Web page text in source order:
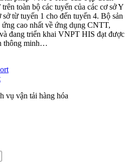
toàn bộ các tuyến của các cơ sở Y
từ tuyến 1 cho đến tuyến 4. Bộ sản
cao nhất về ứng dụng CNTT,
đang triển khai VNPT HIS đạt được
thông minh…
vụ vận tải hàng hóa